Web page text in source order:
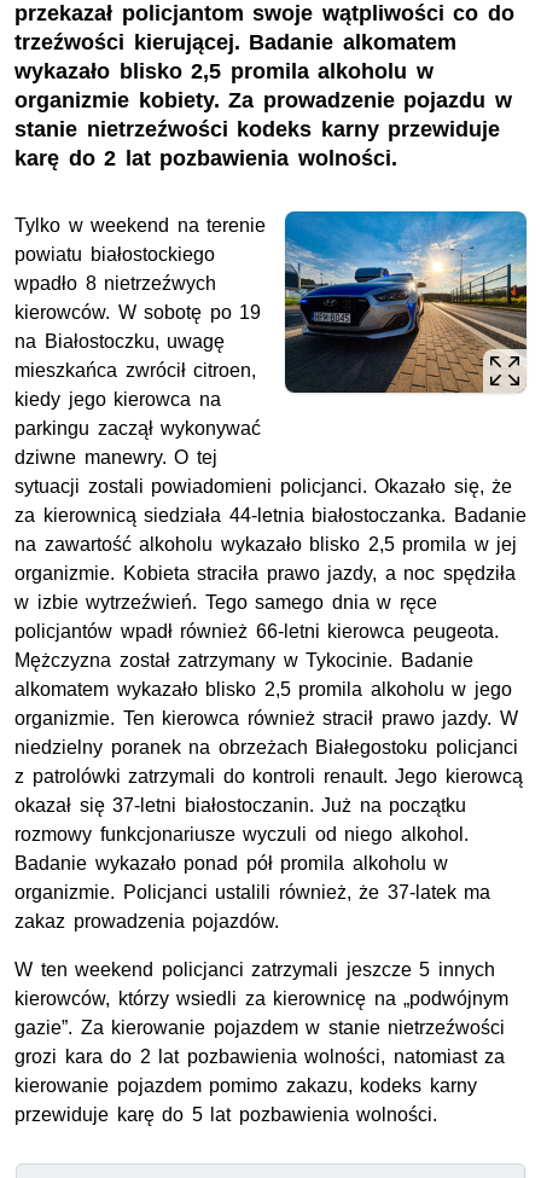
przekazał policjantom swoje wątpliwości co do
trzeźwości kierującej. Badanie alkomatem
wykazało blisko 2,5 promila alkoholu w
organizmie kobiety. Za prowadzenie pojazdu w
stanie nietrzeźwości kodeks karny przewiduje
karę do 2 lat pozbawienia wolności.
Tylko w weekend na terenie
powiatu białostockiego
wpadło 8nietrzeźwych
kierowców. W sobotę po 19
na Białostoczku, uwagę
mieszkańca zwrócił citroen,
kiedy jego kierowca na
parkingu zaczął wykonywać
dziwne manewry.O tej
sytuacji zostali powiadomieni policjanci. Okazało się, że
za kierownicą siedziała 44-letnia białostoczanka. Badanie
na zawartość alkoholu wykazało blisko 2,5 promila w jej
organizmie. Kobieta straciła prawo jazdy, a noc spędziła
w izbie wytrzeźwień. Tego samego dnia w ręce
policjantów wpadł również 66-letni kierowca peugeota.
Mężczyzna został zatrzymany w Tykocinie. Badanie
alkomatem wykazało blisko 2,5promila alkoholu w jego
organizmie. Ten kierowca również stracił prawo jazdy. W
niedzielny poranek na obrzeżach Białegostoku policjanci
z patrolówki zatrzymali do kontroli renault. Jego kierowcą
okazał się 37-letni białostoczanin. Już na początku
rozmowy funkcjonariusze wyczuli od niego alkohol.
Badanie wykazało ponad pół promila alkoholu w
organizmie. Policjanci ustalili również, że 37-latek ma
zakaz prowadzenia pojazdów.
W ten weekend policjanci zatrzymali jeszcze 5 innych
kierowców, którzy wsiedli za kierownicę na „podwójnym
gazie”. Za kierowanie pojazdem w stanie nietrzeźwości
grozi kara do 2 lat pozbawienia wolności, natomiast za
kierowanie pojazdem pomimo zakazu, kodeks karny
przewiduje karę do 5 lat pozbawienia wolności.